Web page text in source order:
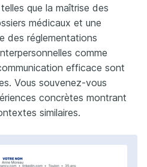
que la maîtrise des
médicaux et une
des réglementations
comme
efficace sont
Vous souvenez-vous
concrètes montrant
similaires.